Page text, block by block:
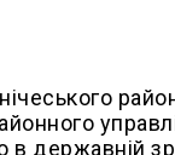
державній